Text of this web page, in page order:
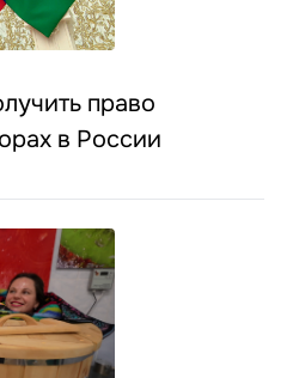
право
в России